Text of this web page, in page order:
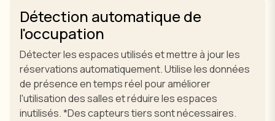
Détection automatique de
l'occupation
Détecter les espaces utilisés et mettre à jour les
réservations automatiquement. Utilise les données
de présence en temps réel pour améliorer
l'utilisation des salles et réduire les espaces
inutilisés. *Des capteurs tiers sont nécessaires.